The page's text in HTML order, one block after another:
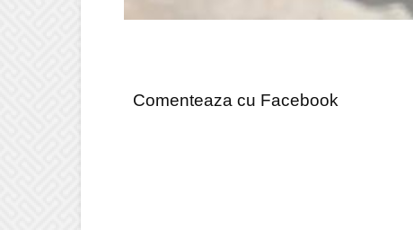
Comenteaza cu Facebook